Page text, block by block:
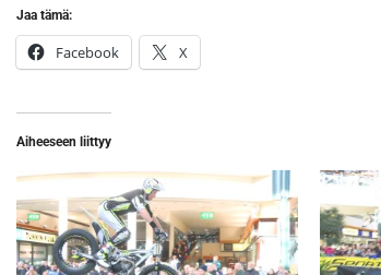
Jaa tämä:
Facebook X
Aiheeseen liittyy